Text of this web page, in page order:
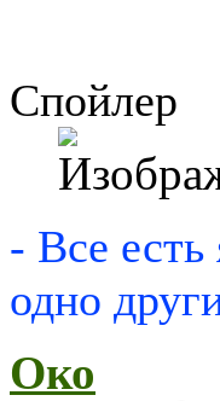
Спойлер
- Все есть
одно
Око